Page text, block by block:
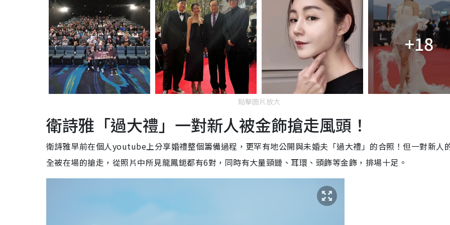
+18
點擊圖片放大
衛詩雅「過大禮」一對新人被金飾搶走風頭！
衛詩雅早前在個人youtube上分享婚禮整個籌備過程，更罕有地公開與未婚夫「過大禮」的合照！但一對新人
全被在場的搶走，從照片中所見龍鳳鈪都有6對，同時有大量頸鏈、耳環、頭飾等金飾，排場十足。